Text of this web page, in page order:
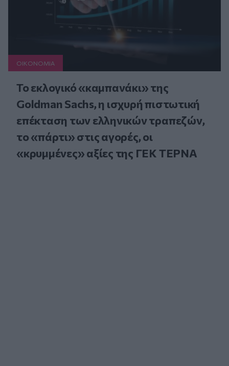
ΟΙΚΟΝΟΜΙΑ
Το εκλογικό «καμπανάκι» της
Goldman Sachs, η ισχυρή πιστωτική
επέκταση των ελληνικών τραπεζών,
το «πάρτι» στις αγορές, οι
«κρυμμένες» αξίες της ΓΕΚ ΤΕΡΝΑ